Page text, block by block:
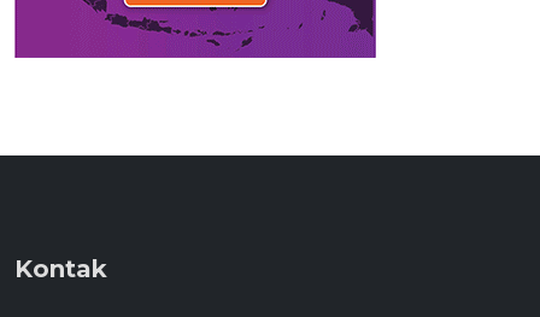
Kontak